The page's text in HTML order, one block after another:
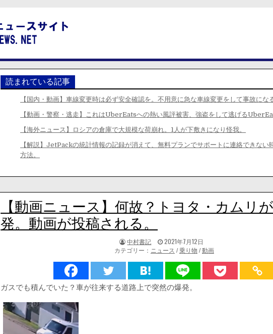
読まれている記事
【国内・動画】車線変更時は必ず安全確認を。不用意に急な車線変更をして事故にな
【動画・警察・逃走】これはUberEatsへの熱い風評被害、強盗をして逃げる
【海外ニュース】ロシアの倉庫で大規模な荷崩れ。1人が下敷きになり怪我。
【解説】JetPackの統計情報の記録が消えて、無料プランでサポートに連絡できない
方法。
【動画ニュース】何故？トヨタ・カムリ
発。動画が投稿される。
著
者:
中村書記
掲
載
日：
2021年7月12日
カテゴリー： ニュース /乗り物 /動画
ガスでも積んでいた？車が往来する道路上で突然の爆発。